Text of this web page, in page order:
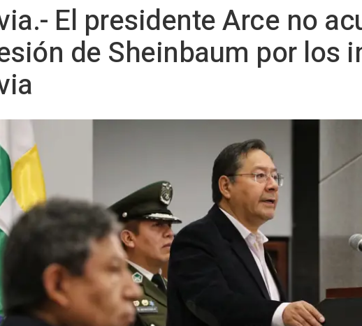
El presidente Arce no
de Sheinbaum por los